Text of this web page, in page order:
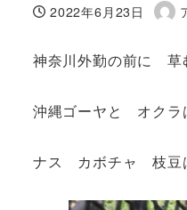
投稿日
2022年6月23日
著
神奈川外勤の前に
沖縄ゴーヤと オク
ナス カボチャ 枝